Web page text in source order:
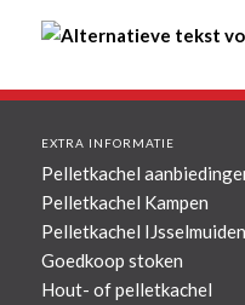
EXTRA INFORMATIE
Pelletkachel
Pelletkachel Kampen
Pelletkachel IJsselmuiden
Goedkoop stoken
Hout- of pelletkachel